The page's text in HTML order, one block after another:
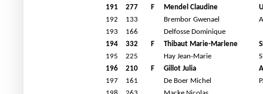
191
277 F Mendel Claudine
192
133 Brembor Gwenael
193
166
Delfosse Dominique
194
332 F Thibaut Marie-Marlene
195
225 Hay Jean-Marie
196
210 F Gillot Julia
197
161 De Boer Michel